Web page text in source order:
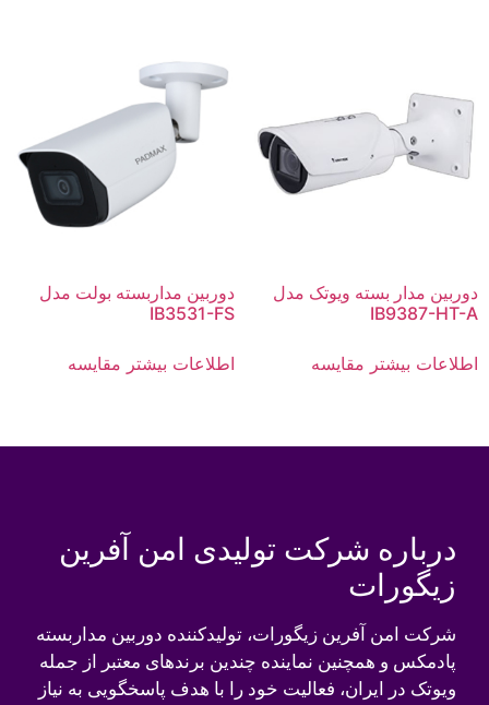
دوربین مدار بسته ویوتک مدل
IB9387-HT-A
اطلاعات بیشتر مقایسه
دوربین مداربسته بولت مدل
IB3531-FS
اطلاعات بیشتر مقایسه
درباره شرکت تولیدی امن آفرین
زیگورات
شرکت امن آفرین زیگورات، تولیدکننده دوربین مداربسته
پادمکس و همچنین نماینده چندین برندهای معتبر از جمله
ویوتک در ایران، فعالیت خود را با هدف پاسخگویی به نیاز